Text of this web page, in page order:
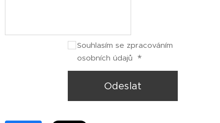
Souhlasím se zpracováním
osobních údajů
Odeslat